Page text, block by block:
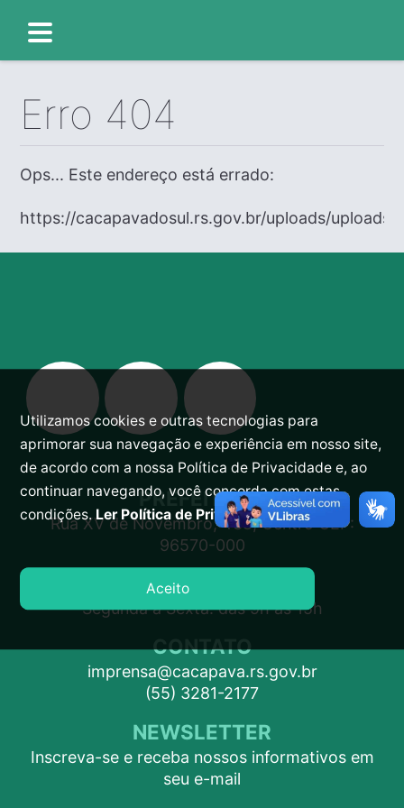
Erro 404
Ops... Este endereço está errado:
https://cacapavadosul.rs.gov.br/uploads/uploads/
PREFEITURA
Rua XV de Novembro, 438, Centro CEP:
96570-000
ATENDIMENTO
Segunda a Sexta: das 9h às 15h
CONTATO
imprensa@cacapava.rs.gov.br
(55) 3281-2177
NEWSLETTER
Inscreva-se e receba nossos informativos em
seu e-mail
Utilizamos cookies e outras tecnologias para
aprimorar sua navegação e experiência em nosso site,
de acordo com a nossa Política de Privacidade e, ao
continuar navegando, você concorda com estas
condições.Ler Política de Privacidade.
Aceito